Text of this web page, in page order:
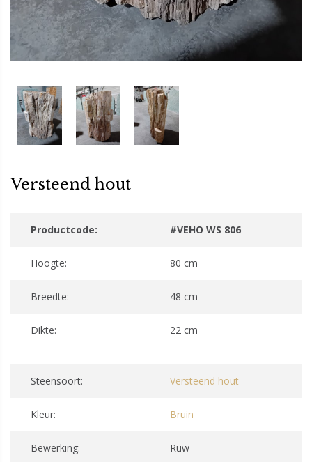
Versteend hout
Productcode: #VEHO WS 806
Hoogte: 80 cm
Breedte: 48 cm
Dikte: 22 cm
Steensoort: Versteend hout
Kleur: Bruin
Bewerking: Ruw